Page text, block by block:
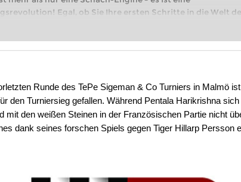
Egal, ob Sie Ihre ersten Schritte in die Welt
machen oder bereits auf Turnierniveau spielen: Mit
Runde des TePe Sigeman & Co Turniers in Malmö
den Turniersieg gefallen. Während Pentala Harikrishna
mit den weißen Steinen in der Französischen Partie nicht
dank seines forschen Spiels gegen Tiger Hillarp Persson